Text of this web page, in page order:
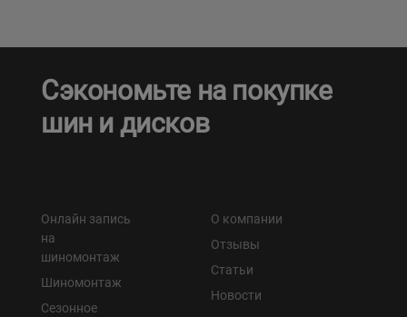
Сэкономьте на покупке
шин и дисков
Онлайн запись
на
шиномонтаж
Шиномонтаж
Сезонное
О компании
Отзывы
Статьи
Новости